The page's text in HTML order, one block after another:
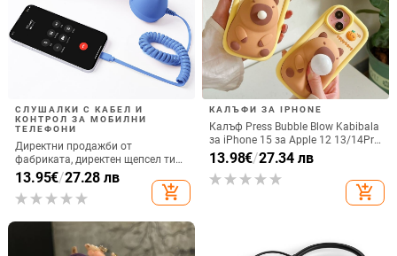
СЛУШАЛКИ С КАБЕЛ И
КОНТРОЛ ЗА МОБИЛНИ
ТЕЛЕФОНИ
Директни продажби от
фабриката, директен щепсел тип
C, мобилен телефон, Douyin
Internet Celebrity, електрически
микрофон, слушалки с C порт,
13.95€/27.28 лв
add_shopping_cart
КАЛЪФИ ЗА IPHONE
Калъф Press Bubble Blow Kabibala
за iPhone 15 за Apple 12 13/14Pro
Max, устойчив на изпускане 11
13.98€/27.34 лв
add_shopping_cart